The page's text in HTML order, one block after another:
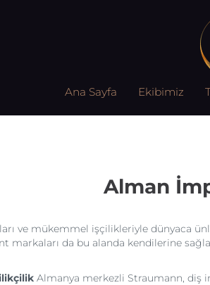
Ana Sayfa Ekibimiz
Alman
ve mükemmel işçilikleriyle dünyaca
da bu alanda kendilerine
Almanya merkezli Straumann, diş